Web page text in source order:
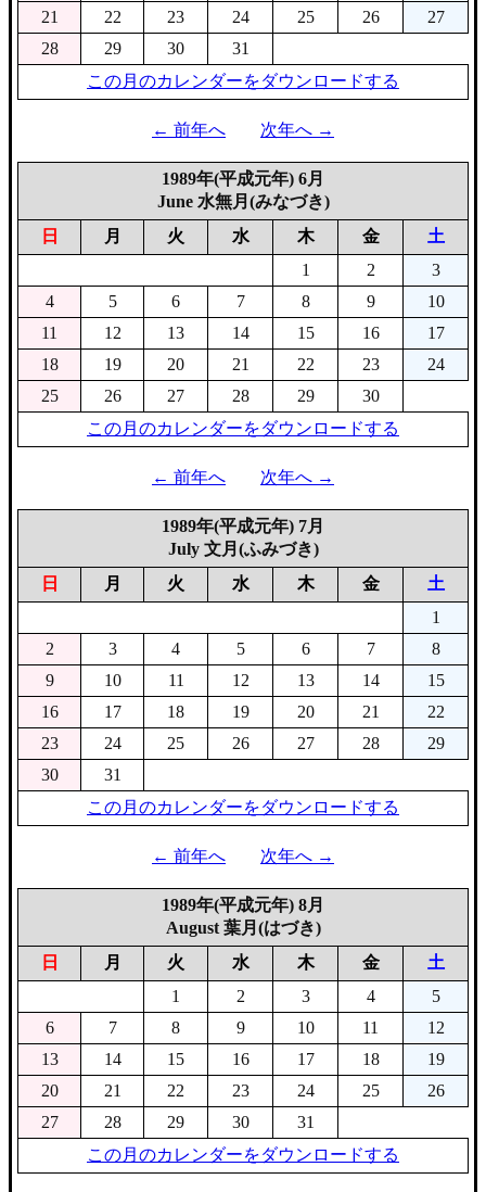
21
22 23 24 25 26
27
28
29 30
31
この月のカレンダーをダウンロードする
← 前年へ 次年へ →
1989年(平成元年) 6月
June 水無月(みなづき)
日
月 火 水 木 金
土
1
2
3
4
5 6 7 8 9
10
11
12 13 14 15 16
17
18
19 20 21 22 23
24
25
26 27 28 29
30
この月のカレンダーをダウンロードする
← 前年へ 次年へ →
1989年(平成元年) 7月
July 文月(ふみづき)
日
月 火 水 木 金
土
1
2
3 4 5 6 7
8
9
10 11 12 13 14
15
16
17 18 19 20 21
22
23
24 25 26 27 28
29
30
31
この月のカレンダーをダウンロードする
← 前年へ 次年へ →
1989年(平成元年) 8月
August 葉月(はづき)
日
月 火 水 木 金
土
1
2 3 4
5
6
7 8 9 10 11
12
13
14 15 16 17 18
19
20
21 22 23 24 25
26
27
28 29 30
31
この月のカレンダーをダウンロードする